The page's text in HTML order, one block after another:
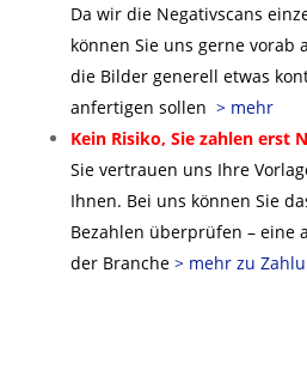
Da wir die Negativscans
können Sie uns gerne vorab
die Bilder generell etwas
anfertigen sollen > mehr
Kein Risiko, Sie zahlen erst
Sie vertrauen uns Ihre
Ihnen. Bei uns können Sie
Bezahlen überprüfen – eine
der Branche> mehr zu